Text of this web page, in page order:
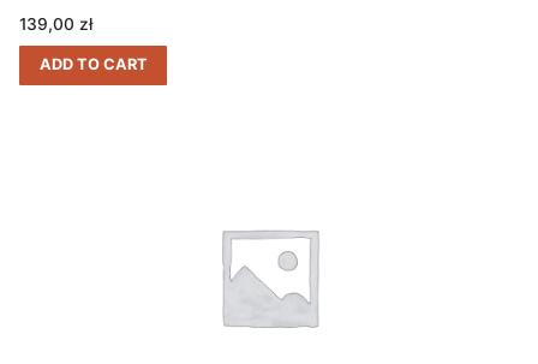
139,00 zł
ADD TO CART